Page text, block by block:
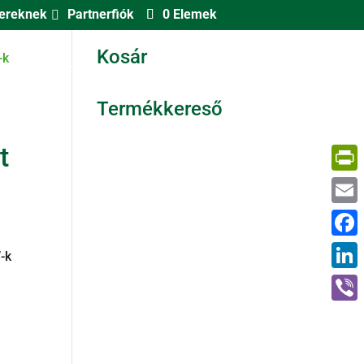
Partnerfiók 0 Elemek
PONTOK
k
Kosár
Termékkereső
Email